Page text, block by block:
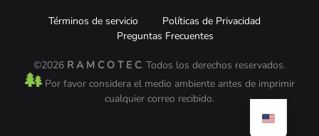
©2026 R A M C O T E C. Todos los derechos reservados.
Por favor considera el medio ambiente antes de imprimir
cualquier correo recibido.
Términos de servicio
Políticas de Privacidad
Preguntas Frecuentes